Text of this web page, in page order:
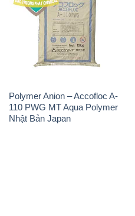
Polymer Anion – Accofloc A-
110 PWG MT Aqua Polymer
Nhật Bản Japan